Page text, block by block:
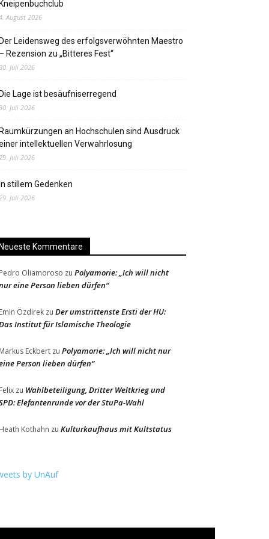
Kneipenbuchclub
August 2026
Der Leidensweg des erfolgsverwöhnten Maestro
– Rezension zu „Bitteres Fest“
Juli 2026
Die Lage ist besäufniserregend
Juli 2026
Raumkürzungen an Hochschulen sind Ausdruck
intellektuellen Verwahrlosung
Juli 2026
In stillem Gedenken
Juli 2026
Neueste Kommentare
Pedro Oliamoroso zu Polyamorie: „Ich will nicht
eine Person lieben dürfen“
Emin Özdirek zu Der umstrittenste Ersti der HU:
Institut für Islamische Theologie
Markus Eckbert zu Polyamorie: „Ich will nicht nur
Person lieben dürfen“
Felix zu Wahlbeteiligung, Dritter Weltkrieg und
Elefantenrunde vor der StuPa-Wahl
Heath Kothahn zu Kulturkaufhaus mit Kultstatus
by UnAuf